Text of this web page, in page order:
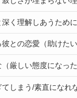
く理解しあうため
との恋愛（助けた
厳しい態度になっ
しまう/素直になれ